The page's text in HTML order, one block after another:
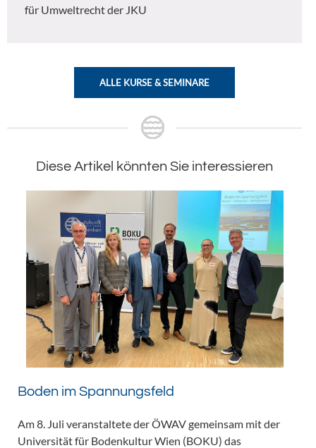
für Umweltrecht der JKU
ALLE KURSE & SEMINARE
Diese Artikel könnten Sie interessieren
Boden im Spannungsfeld
Am 8. Juli veranstaltete der ÖWAV gemeinsam mit der
Universität für Bodenkultur Wien (BOKU) das